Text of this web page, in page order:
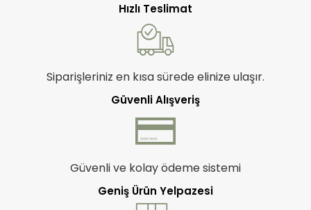
Hızlı Teslimat
Siparişleriniz en kısa sürede elinize ulaşır.
Güvenli Alışveriş
Güvenli ve kolay ödeme sistemi
Geniş Ürün Yelpazesi